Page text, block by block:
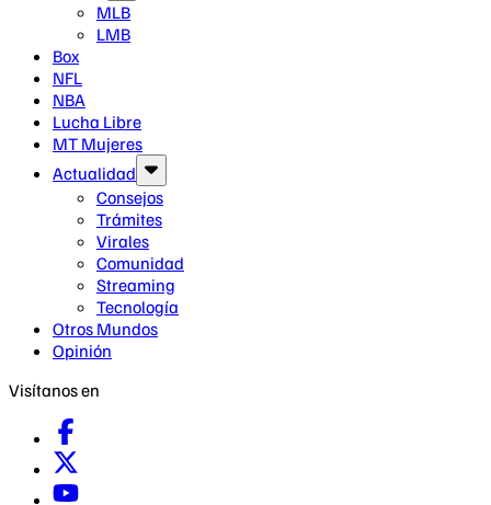
MLB
LMB
Box
NFL
NBA
Lucha Libre
MT Mujeres
Actualidad
Consejos
Trámites
Virales
Comunidad
Streaming
Tecnología
Otros Mundos
Opinión
Visítanos en